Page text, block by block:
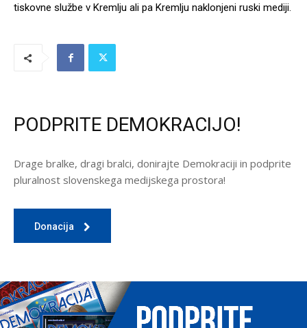
tiskovne službe v Kremlju ali pa Kremlju naklonjeni ruski mediji.
PODPRITE DEMOKRACIJO!
Drage bralke, dragi bralci, donirajte Demokraciji in podprite
pluralnost slovenskega medijskega prostora!
Donacija